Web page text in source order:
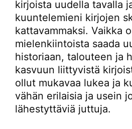
kirjoista uudella tavalla
kuuntelemieni kirjojen
kattavammaksi. Vaikka
mielenkiintoista saada
historiaan, talouteen ja
kasvuun liittyvistä
ollut mukavaa lukea ja
vähän erilaisia ja usein
lähestyttäviä juttuja.